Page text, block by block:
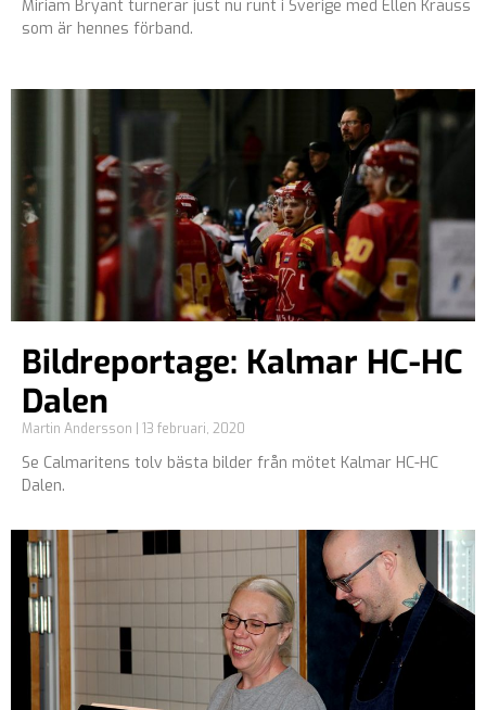
Miriam Bryant turnerar just nu runt i Sverige med Ellen Krauss
som är hennes förband.
Bildreportage: Kalmar HC-HC
Dalen
Martin Andersson 13 februari, 2020
Se Calmaritens tolv bästa bilder från mötet Kalmar HC-HC
Dalen.